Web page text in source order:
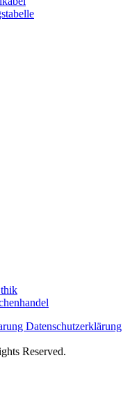
Datenschutzerklärung
Reserved.